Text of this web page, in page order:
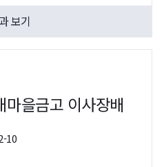
보기
을금고 이사장배
10